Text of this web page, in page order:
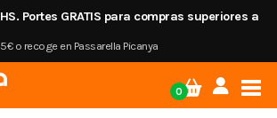
HS. Portes GRATIS para compras superiores a
o recoge en Passarella Picanya
0